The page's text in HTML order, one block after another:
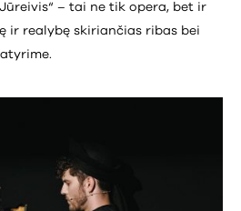
– tai ne tik opera, bet ir
ir realybę skiriančias ribas bei